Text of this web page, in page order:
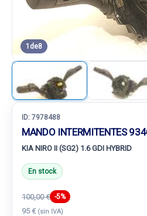
1 de8
ID: 7978488
MANDO INTERMITENTES
KIA NIRO II (SG2) 1.6 GDI HYBRID
En stock
100,00 € -5%
95 € (sin IVA)